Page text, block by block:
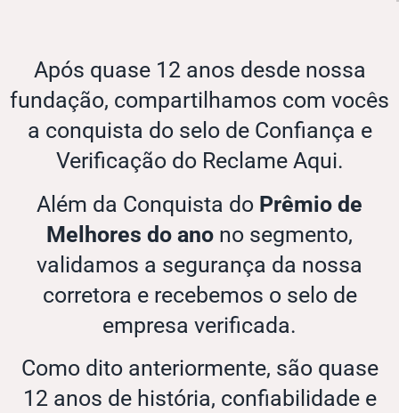
Após quase 12 anos desde nossa
fundação, compartilhamos com vocês
a conquista do selo de Confiança e
Verificação do Reclame Aqui.
Além da Conquista do Prêmio de
Melhores do ano no segmento,
validamos a segurança da nossa
corretora e recebemos o selo de
empresa verificada.
Como dito anteriormente, são quase
12 anos de história, confiabilidade e